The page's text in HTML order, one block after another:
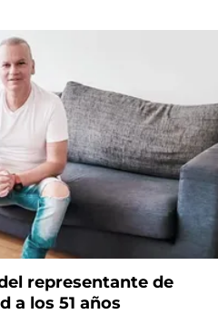
representante de
a los 51 años